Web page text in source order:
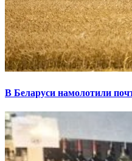
В Беларуси намолотили